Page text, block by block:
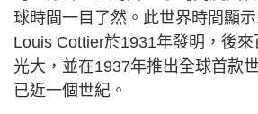
球時間一目了然。此世界時間顯
Louis Cottier於1931年發明，後
光大，並在1937年推出全球首款
已近一個世紀。